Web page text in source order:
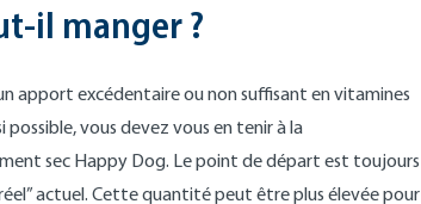
il manger ?
apport excédentaire ou non suffisant en vitamines
vous devez vous en tenir à la
sec Happy Dog. Le point de départ est toujours
actuel. Cette quantité peut être plus élevée pour